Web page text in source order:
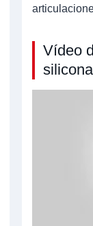
Vídeo
silicona